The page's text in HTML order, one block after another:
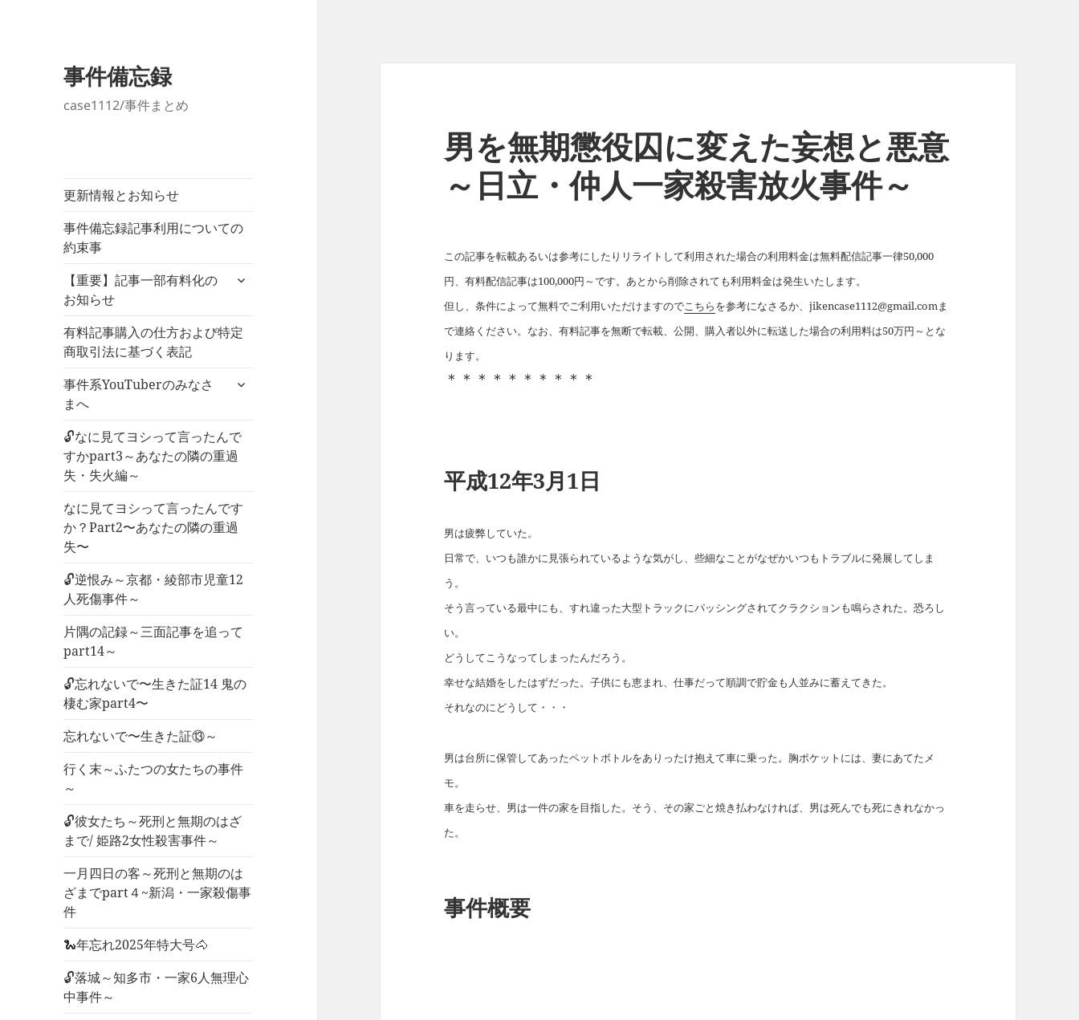
事件備忘録
case1112/事件まとめ
更新情報とお知らせ
事件備忘録記事利用についての
約束事
【重要】記事一部有料化の
お知らせ
サ
ニ
を
有料記事購入の仕方および特定
商取引法に基づく表記
事件系YouTuberのみなさ
まへ
サ
ニ
ュ
展
開
🔓なに見てヨシって言ったんで
すかpart3～あなたの隣の重過
失・失火編～
なに見てヨシって言ったんです
か？Part2〜あなたの隣の重過
失〜
🔓逆恨み～京都・綾部市児童12
人死傷事件～
片隅の記録～三面記事を追って
part14～
🔓忘れないで〜生きた証14 鬼の
棲む家part4〜
忘れないで〜生きた証⑬～
行く末～ふたつの女たちの事件
～
🔓彼女たち～死刑と無期のはざ
まで/ 姫路2女性殺害事件～
一月四日の客～死刑と無期のは
ざまでpart４~新潟・一家殺傷事
件
🐍年忘れ2025年特大号🐴
🔓落城～知多市・一家6人無理心
中事件～
男を無期懲役囚に変えた妄想と悪意
～日立・仲人一家殺害放火事件～
この記事を転載あるいは参考にしたりリライトして利用された場合の利用料金は無料配信記事一律50,000
円、有料配信記事は100,000円～です。あとから削除されても利用料金は発生いたします。
但し、条件によって無料でご利用いただけますのでこちらを参考になさるか、jikencase1112@gmail.comま
で連絡ください。なお、有料記事を無断で転載、公開、購入者以外に転送した場合の利用料は50万円～とな
ります。
＊＊＊＊＊＊＊＊＊＊
平成12年3月1日
男は疲弊していた。
日常で、いつも誰かに見張られているような気がし、些細なことがなぜかいつもトラブルに発展してしま
う。
そう言っている最中にも、すれ違った大型トラックにパッシングされてクラクションも鳴らされた。恐ろし
い。
どうしてこうなってしまったんだろう。
幸せな結婚をしたはずだった。子供にも恵まれ、仕事だって順調で貯金も人並みに蓄えてきた。
それなのにどうして・・・
男は台所に保管してあったペットボトルをありったけ抱えて車に乗った。胸ポケットには、妻にあてたメ
モ。
車を走らせ、男は一件の家を目指した。そう、その家ごと焼き払わなければ、男は死んでも死にきれなかっ
た。
事件概要